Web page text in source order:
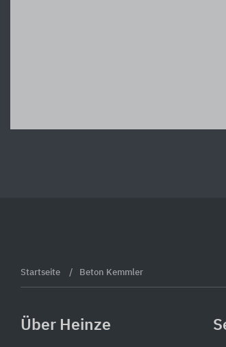
Startseite Beton Kemmler
Über Heinze